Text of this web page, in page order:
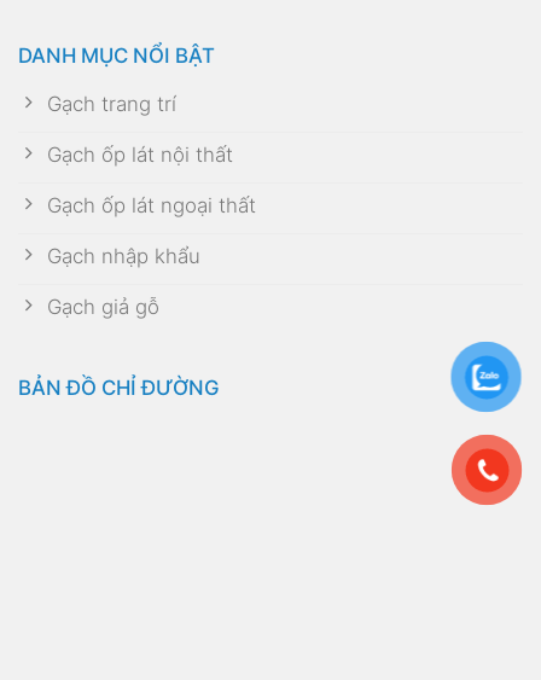
DANH MỤC NỔI BẬT
Gạch trang trí
Gạch ốp lát nội thất
Gạch ốp lát ngoại thất
Gạch nhập khẩu
Gạch giả gỗ
BẢN ĐỒ CHỈ ĐƯỜNG